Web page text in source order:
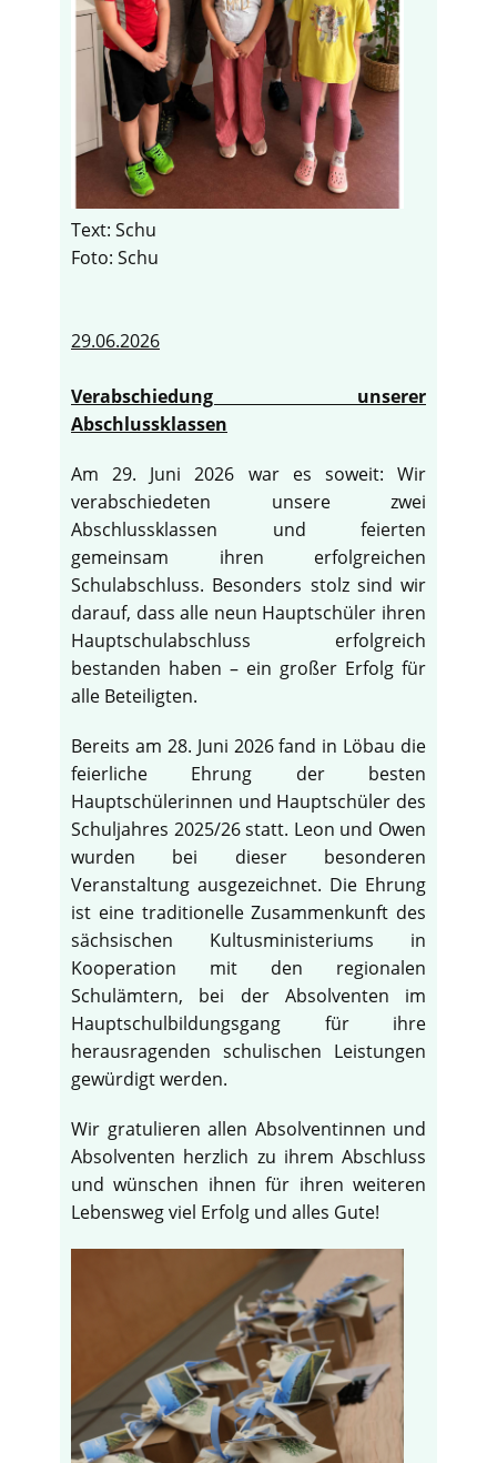
Text: Schu
Foto: Schu
29.06.2026
Verabschiedung unserer
Abschlussklassen
Am 29. Juni 2026 war es soweit: Wir
verabschiedeten unsere zwei
Abschlussklassen und feierten
gemeinsam ihren erfolgreichen
Schulabschluss. Besonders stolz sind wir
darauf, dass alle neun Hauptschüler ihren
Hauptschulabschluss erfolgreich
bestanden haben – ein großer Erfolg für
alle Beteiligten.
Bereits am 28. Juni 2026 fand in Löbau die
feierliche Ehrung der besten
Hauptschülerinnen und Hauptschüler des
Schuljahres 2025/26 statt. Leon und Owen
wurden bei dieser besonderen
Veranstaltung ausgezeichnet. Die Ehrung
ist eine traditionelle Zusammenkunft des
sächsischen Kultusministeriums in
Kooperation mit den regionalen
Schulämtern, bei der Absolventen im
Hauptschulbildungsgang für ihre
herausragenden schulischen Leistungen
gewürdigt werden.
Wir gratulieren allen Absolventinnen und
Absolventen herzlich zu ihrem Abschluss
und wünschen ihnen für ihren weiteren
Lebensweg viel Erfolg und alles Gute!